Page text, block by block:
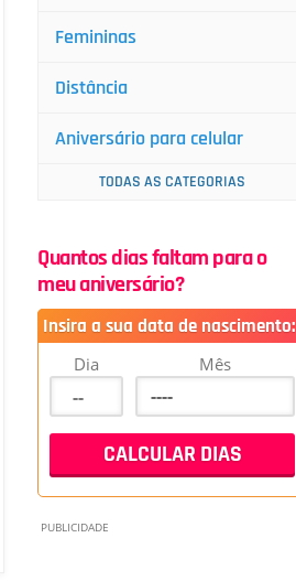
Femininas
Distância
Aniversário para celular
TODAS AS CATEGORIAS
Quantos dias faltam para o
meu aniversário?
Insira a sua data de nascimento:
Dia Mês